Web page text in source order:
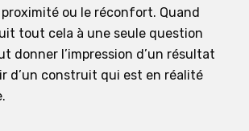
proximité ou le réconfort. Quand
tout cela à une seule question
donner l’impression d’un résultat
d’un construit qui est en réalité